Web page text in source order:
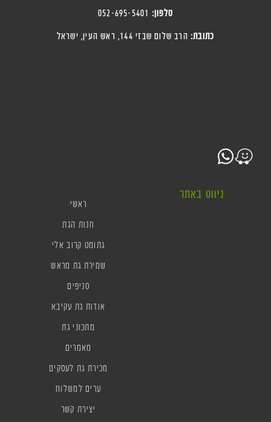
טלפון: 052-695-5401
כתובת: הרב שלום שבזי 144, ראש העין , ישראל
ניווט באתר
ראשי
חנות הגת
גתומט קרוב אלי
שמירת גת מראש
סניפים
אודות גת עקיבא
מתכוני גת
מאמרים
מכירת גת לעסקים
ערים למשלוח
יצירת קשר